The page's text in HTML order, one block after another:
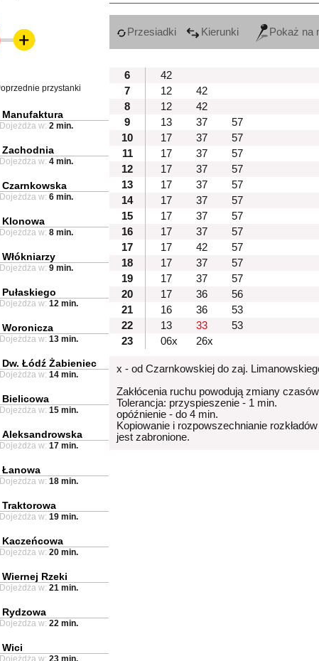
Przesiadki Kierunki Pokaż na
6
42
7
12
42
8
12
42
9
13 37
57
10
17 37
57
11
17 37
57
12
17 37
57
13
17 37
57
14
17 37
57
15
17 37
57
16
17 37
57
17
17 42
57
18
17 37
57
19
17 37
57
20
17 36
56
21
16 36
53
22
13 33
53
23
06x 26x
x - od Czarnkowskiej do zaj.
Zakłócenia ruchu powodują zmiany
Tolerancja: przyspieszenie - 1 min.
opóźnienie - do 4 min.
Kopiowanie i rozpowszechnianie
jest zabronione.
przystanki
Manufaktura
Dojeżdża w: 2 min.
Zachodnia
Dojeżdża w: 4 min.
Czarnkowska
Dojeżdża w: 6 min.
Klonowa
Dojeżdża w: 8 min.
Włókniarzy
Dojeżdża w: 9 min.
Pułaskiego
Dojeżdża w: 12 min.
Woronicza
Dojeżdża w: 13 min.
Dw. Łódź Żabieniec
Dojeżdża w: 14 min.
Bielicowa
Dojeżdża w: 15 min.
Aleksandrowska
Dojeżdża w: 17 min.
Łanowa
Dojeżdża w: 18 min.
Traktorowa
Dojeżdża w: 19 min.
Kaczeńcowa
Dojeżdża w: 20 min.
Wiernej Rzeki
Dojeżdża w: 21 min.
Rydzowa
Dojeżdża w: 22 min.
Wici
Dojeżdża w: 23 min.